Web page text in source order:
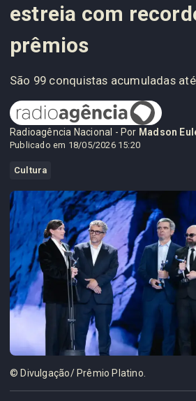
estreia com
prêmios
São 99 conquistas acumuladas
Radioagência Nacional - Por Madson
Publicado em 18/05/2026 15:20
Cultura
© Divulgação/ Prêmio Platino.